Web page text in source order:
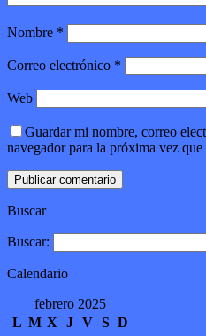
Nombre *
Correo electrónico *
Web
Guardar mi nombre, correo
navegador para la próxima vez
Buscar
Buscar:
Calendario
febrero 2025
L M X J V S D